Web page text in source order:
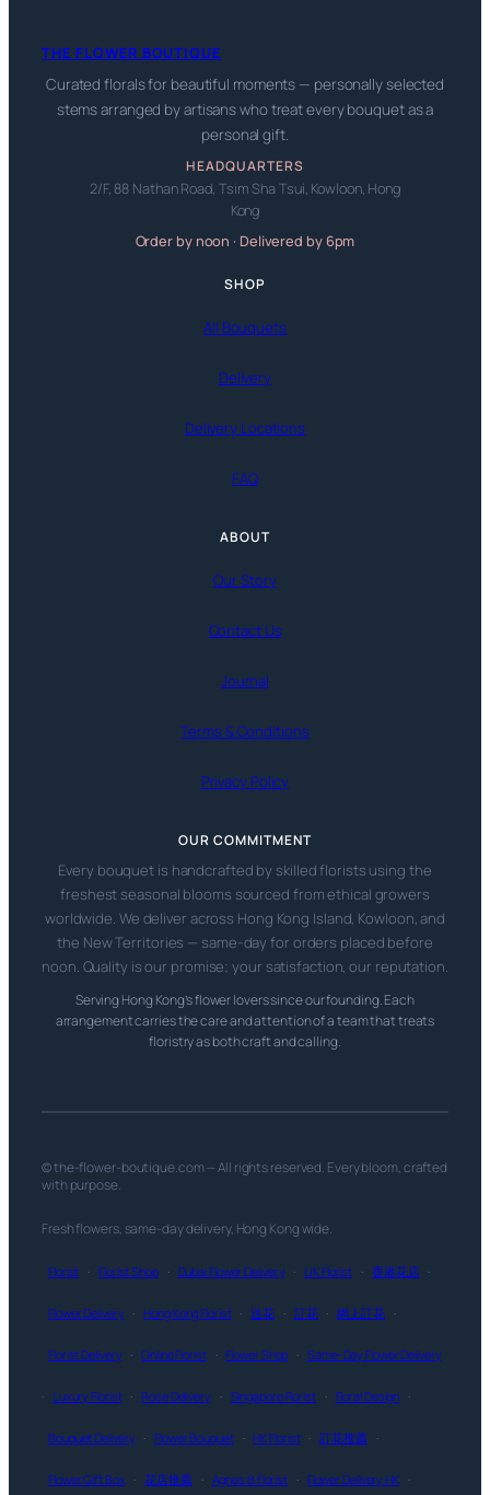
THE FLOWER BOUTIQUE
Curated florals for beautiful moments — personally selected
stems arranged by artisans who treat every bouquet as a
personal gift.
HEADQUARTERS
2/F, 88 Nathan Road, Tsim Sha Tsui, Kowloon, Hong
Kong
Order by noon · Delivered by 6pm
SHOP
All Bouquets
Delivery
Delivery Locations
FAQ
ABOUT
Our Story
Contact Us
Journal
Terms & Conditions
Privacy Policy
OUR COMMITMENT
Every bouquet is handcrafted by skilled florists using the
freshest seasonal blooms sourced from ethical growers
worldwide. We deliver across Hong Kong Island, Kowloon, and
the New Territories — same-day for orders placed before
noon. Quality is our promise; your satisfaction, our reputation.
Serving Hong Kong’s flower lovers since our founding. Each
arrangement carries the care and attention of a team that treats
floristry as both craft and calling.
© the-flower-boutique.com — All rights reserved. Every bloom, crafted
with purpose.
Fresh flowers, same-day delivery, Hong Kong wide.
Florist · Florist Shop · Dubai Flower Delivery · UK Florist · 香港花店 ·
Flower Delivery · Hong Kong Florist · 送花 · 訂花 · 網上訂花 ·
Florist Delivery · Online Florist · Flower Shop · Same-Day Flower Delivery
· Luxury Florist · Rose Delivery · Singapore Florist · Floral Design ·
Bouquet Delivery · Flower Bouquet · HK Florist · 訂花推薦 ·
Flower Gift Box · 花店推薦 · Agnes B Florist · Flower Delivery HK ·